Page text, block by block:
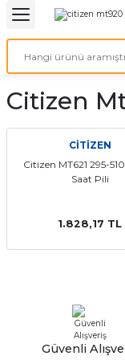
& ELEKTİRİK
ve Cihaz Pilleri
ÇEŞİTLERİ
Kordon Çeşitleri
kordonları
saat kordonu
Citizen
CİTİZEN
Citizen MT621 295-
Saat Pili
1.828,17 TL
Güvenli